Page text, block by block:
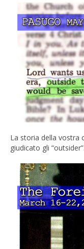
La storia della vostra
giudicato gli